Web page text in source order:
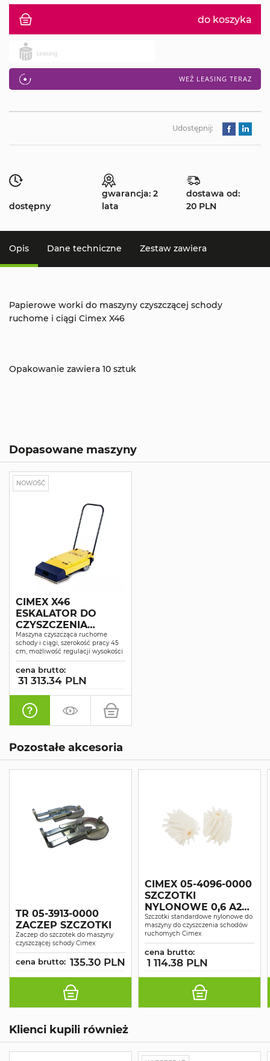
do koszyka
WEŹ LEASING TERAZ
Udostępnij:
dostępny
gwarancja: 2
lata
dostawa od:
20 PLN
Opis Dane techniczne Zestaw zawiera
Papierowe worki do maszyny czyszczącej schody
ruchome i ciągi Cimex X46
Opakowanie zawiera 10 sztuk
Dopasowane maszyny
NOWOŚĆ
CIMEX X46
ESKALATOR DO
CZYSZCZENIA
SCHODÓW
RUCHOMYCH
Maszyna czyszcząca ruchome
schody i ciągi, szerokość pracy 45
cm, możliwość regulacji wysokości
cena brutto:
31 313.34 PLN
Pozostałe akcesoria
TR 05-3913-0000
ZACZEP SZCZOTKI
Zaczep do szczotek do maszyny
czyszczącej schody Cimex
cena brutto: 135.30 PLN
CIMEX 05-4096-0000
SZCZOTKI
NYLONOWE 0,6 A2
CIMEX X46
Szczotki standardowe nylonowe do
maszyny do czyszczenia schodów
ruchomych Cimex
cena brutto:
1 114.38 PLN
Klienci kupili również